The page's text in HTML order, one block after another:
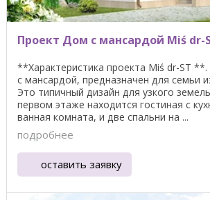
Проект Дом с мансардой Miś dr-
**Характеристика проекта Miś dr-ST
с мансардой, предназначен для семьи
Это типичный дизайн для узкого
первом этаже находится гостиная с
ванная комната, и две спальни на ...
подробнее
оставить заявку